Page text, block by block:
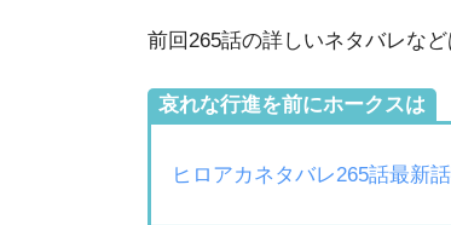
前回265話の詳しいネタバレなど
哀れな行進を前にホークスは
ヒロアカネタバレ265話最新